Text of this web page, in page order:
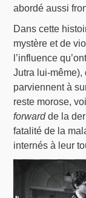
abordé aussi
Dans cette
mystère et de
l’influence
Jutra lui-
parviennent à
reste morose,
forwardde la
fatalité de la
internés à leur